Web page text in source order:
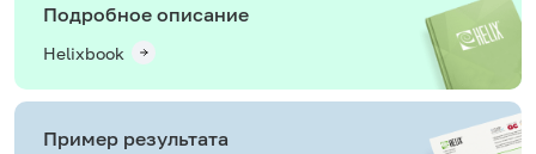
Подробное описание
Helixbook
Пример результата